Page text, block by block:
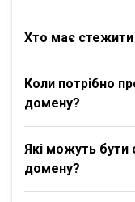
Хто має
Коли потрібно
домену?
Які можуть
домену?